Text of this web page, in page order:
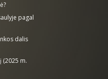
pagal
dalis
(2025 m.